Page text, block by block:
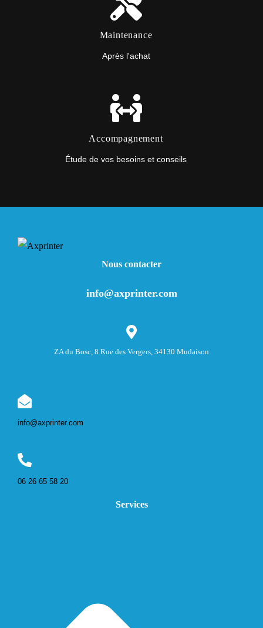
Maintenance
Après l'achat
Accompagnement
Étude de vos besoins et conseils
Nous contacter
info@axprinter.com
ZA du Bosc, 8 Rue des Vergers, 34130 Mudaison
info@axprinter.com
06 26 65 58 20
Services